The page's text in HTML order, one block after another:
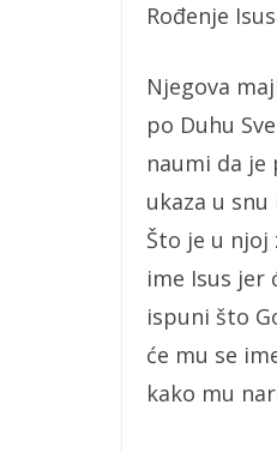
Rođenje
Njegova
po Duhu
naumi da je
ukaza u
Što je u njoj
ime Isus jer
ispuni što
će mu se
kako mu